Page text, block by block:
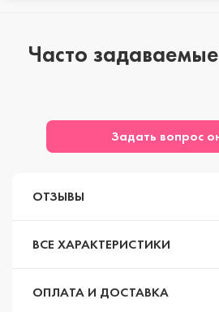
Часто
Задать вопрос
ОТЗЫВЫ
ВСЕ ХАРАКТЕРИСТИКИ
ОПЛАТА И ДОСТАВКА